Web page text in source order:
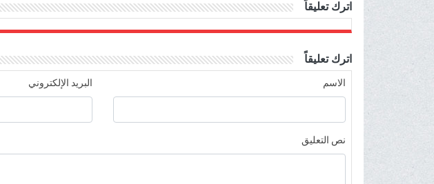
اترك تعليقاً
اترك تعليقاً
الاسم البريد الإلكتروني
نص التعليق